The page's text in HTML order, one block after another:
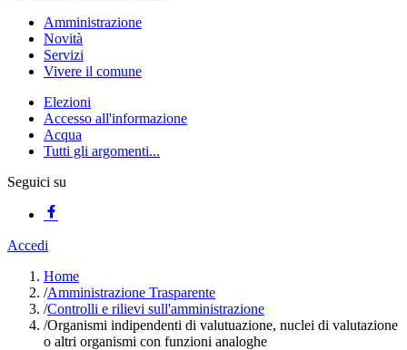
Amministrazione
Novità
Servizi
Vivere il comune
Elezioni
Accesso all'informazione
Acqua
Tutti gli argomenti...
Seguici su
Accedi
Home
/Amministrazione Trasparente
/Controlli e rilievi sull'amministrazione
/Organismi indipendenti di valutuazione, nuclei di valutazione
o altri organismi con funzioni analoghe